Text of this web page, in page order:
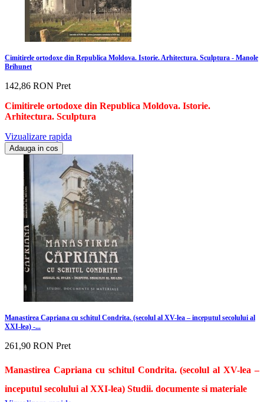
Cimitirele ortodoxe din Republica Moldova. Istorie. Arhitectura. Sculptura - Manole
Brihunet
142,86 RON Pret
Cimitirele ortodoxe din Republica Moldova. Istorie.
Arhitectura. Sculptura
Vizualizare rapida
Adauga in cos
Manastirea Capriana cu schitul Condrita. (secolul al XV-lea – inceputul secolului al
XXI-lea) -...
261,90 RON Pret
Manastirea Capriana cu schitul Condrita. (secolul al XV-lea –
inceputul secolului al XXI-lea) Studii. documente si materiale